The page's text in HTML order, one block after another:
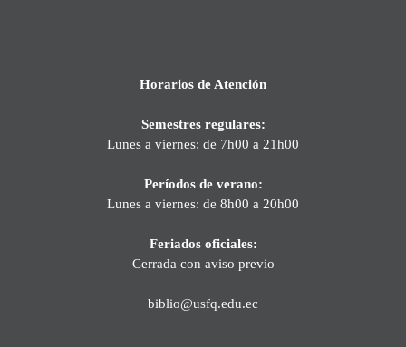
Horarios de Atención
Semestres regulares:
Lunes a viernes: de 7h00 a 21h00
Períodos de verano:
Lunes a viernes: de 8h00 a 20h00
Feriados oficiales:
Cerrada con aviso previo
biblio@usfq.edu.ec